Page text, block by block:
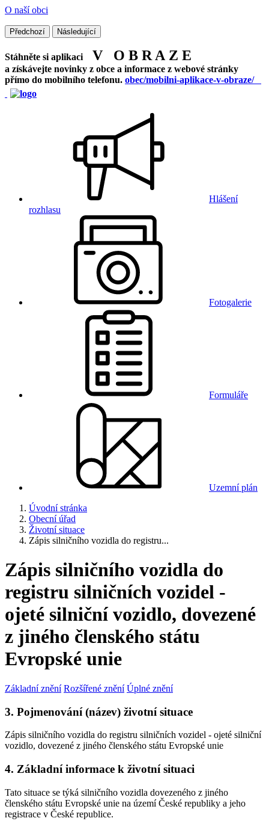
O naší obci
Předchozí Následující
Stáhněte si aplikaci V O B R A Z E
a získávejte novinky z obce a informace z webové stránky
přímo do mobilního telefonu. obec/mobilni-aplikace-v-obraze/
Hlášení
rozhlasu
Fotogalerie
Formuláře
Uzemní plán
Úvodní stránka
Obecní úřad
Životní situace
Zápis silničního vozidla do registru...
Zápis silničního vozidla do
registru silničních vozidel -
ojeté silniční vozidlo, dovezené
z jiného členského státu
Evropské unie
Základní znění Rozšířené znění Úplné znění
3. Pojmenování (název) životní situace
Zápis silničního vozidla do registru silničních vozidel - ojeté silniční
vozidlo, dovezené z jiného členského státu Evropské unie
4. Základní informace k životní situaci
Tato situace se týká silničního vozidla dovezeného z jiného
členského státu Evropské unie na území České republiky a jeho
registrace v České republice.